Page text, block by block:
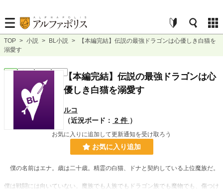
TOP > 小説 > BL小説 >
【本編完結】伝説の最強ドラゴンは心優しき白猫を
溺愛す
BL 完結 長編
【本編完結】伝説の最強ドラゴンは心
優しき白猫を溺愛す
ルコ
（近況ボード： 2 件 ）
お気に入りに追加して更新通知を受け取ろう
お気に入り追加
僕の名前はエナ。歳は二十歳。精霊の白猫、ドナと契約している上位魔族だ。
僕は戦闘には向いていない。魔族でも人族でもドラゴン族でも魔物でも、傷つけ